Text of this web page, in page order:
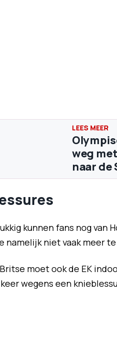
weg
naar de
kunnen fans nog van
namelijk niet vaak meer
moet ook de EK
wegens een